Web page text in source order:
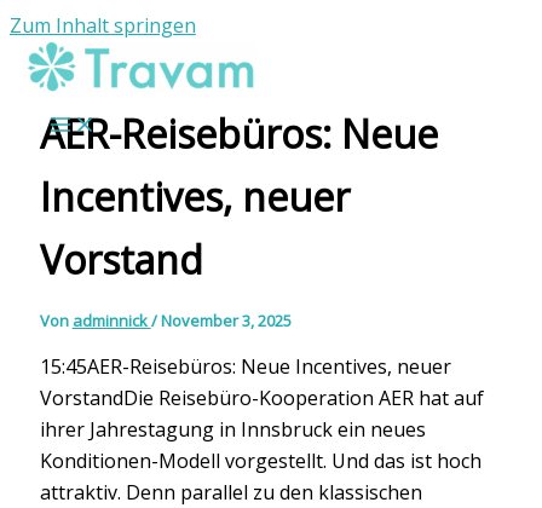
Zum Inhalt springen
AER-Reisebüros: Neue
Incentives, neuer
Vorstand
Von adminnick/November 3, 2025
15:45AER-Reisebüros: Neue Incentives, neuer
VorstandDie Reisebüro-Kooperation AER hat auf
ihrer Jahrestagung in Innsbruck ein neues
Konditionen-Modell vorgestellt. Und das ist hoch
attraktiv. Denn parallel zu den klassischen